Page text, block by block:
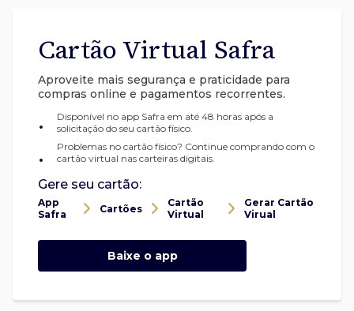
Cartão Virtual Safra
Aproveite mais segurança e praticidade para
compras online e pagamentos recorrentes.
•
Disponível no app Safra em até 48 horas após a
solicitação do seu cartão físico.
•
Problemas no cartão físico? Continue comprando com o
cartão virtual nas carteiras digitais.
Gere seu cartão:
App
Safra
Cartões
Cartão
Virtual
Gerar Cartão
Virual
Baixe o app